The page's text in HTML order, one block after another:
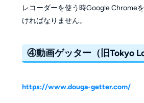
レコーダーを使う時Google Chrome
ければなりません。
④動画ゲッター （旧Tokyo
https://www.douga-getter.com/